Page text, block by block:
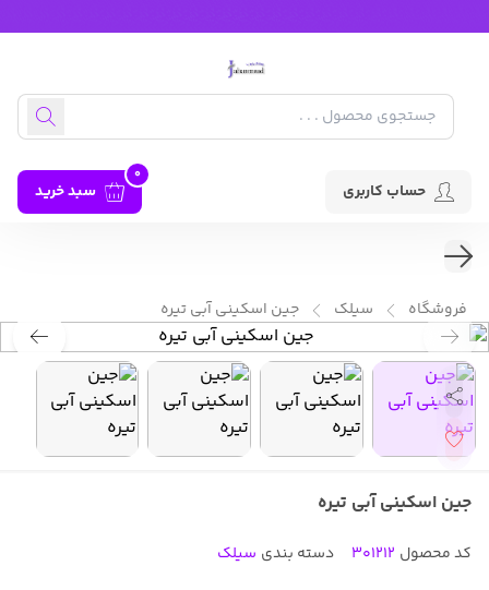
حساب کاربری سبد خرید
0
فروشگاه سیلک جین اسکینی آبی تیره
جین اسکینی آبی تیره
کد محصول 301212 دسته بندی سیلک